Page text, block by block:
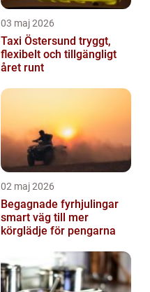
03 maj 2026
Taxi Östersund tryggt,
flexibelt och tillgängligt
året runt
02 maj 2026
Begagnade fyrhjulingar
smart väg till mer
körglädje för pengarna